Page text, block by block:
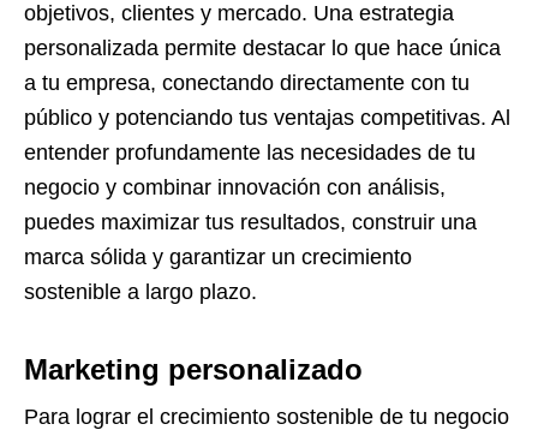
objetivos, clientes y mercado. Una estrategia
personalizada permite destacar lo que hace única
a tu empresa, conectando directamente con tu
público y potenciando tus ventajas competitivas. Al
entender profundamente las necesidades de tu
negocio y combinar innovación con análisis,
puedes maximizar tus resultados, construir una
marca sólida y garantizar un crecimiento
sostenible a largo plazo.
Marketing personalizado
Para lograr el crecimiento sostenible de tu negocio